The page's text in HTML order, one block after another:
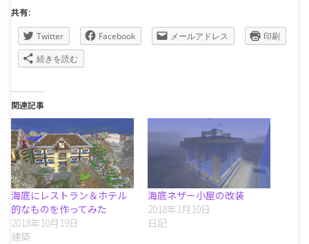
共有:
Twitter Facebook メールアドレス
印刷
続きを読む
関連記事
海底にレストラン＆ホテル
的なものを作ってみた
2018年10月19日
建築
海底ネザー小屋の改装
2018年3月10日
日記